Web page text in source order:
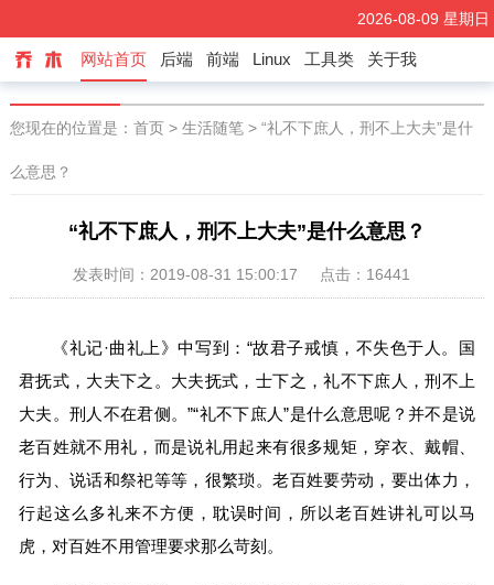
2026-08-09 星期日
每日寄语：当你的欢乐变大时，世界就小了
乔木小程序
网站首页 后端 前端 Linux 工具类 关于我
您现在的位置是： 首页> 生活随笔> “礼不下庶人，刑不上大夫”是什
么意思？
“礼不下庶人，刑不上大夫”是什么意思？
发表时间：2019-08-31 15:00:17 点击：16441
《礼记·曲礼上》中写到：“故君子戒慎，不失色于人。国
君抚式，大夫下之。大夫抚式，士下之，礼不下庶人，刑不上
大夫。刑人不在君侧。”“礼不下庶人”是什么意思呢？并不是说
老百姓就不用礼，而是说礼用起来有很多规矩，穿衣、戴帽、
行为、说话和祭祀等等，很繁琐。老百姓要劳动，要出体力，
行起这么多礼来不方便，耽误时间，所以老百姓讲礼可以马
虎，对百姓不用管理要求那么苛刻。